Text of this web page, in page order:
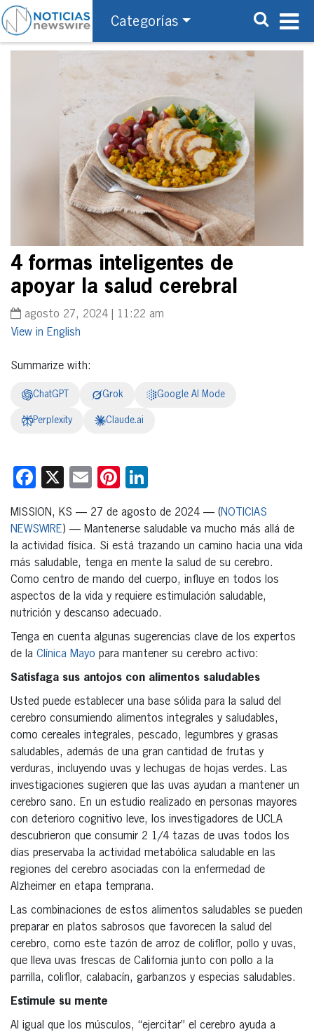
Categorías
4 formas inteligentes de
apoyar la salud cerebral
agosto 27, 2024 | 11:22 am
English
Summarize with:
ChatGPT Grok Google AI Mode
Perplexity Claude.ai
Facebook
X EmailPinterest
MISSION, KS — 27 de agosto de 2024 — (NOTICIAS
NEWSWIRE) — Mantenerse saludable va mucho más allá de
la actividad física. Si está trazando un camino hacia una vida
más saludable, tenga en mente la salud de su cerebro.
Como centro de mando del cuerpo, influye en todos los
aspectos de la vida y requiere estimulación saludable,
nutrición y descanso adecuado.
Tenga en cuenta algunas sugerencias clave de los expertos
de la Clínica Mayo para mantener su cerebro activo:
Satisfaga sus antojos con alimentos saludables
Usted puede establecer una base sólida para la salud del
cerebro consumiendo alimentos integrales y saludables,
como cereales integrales, pescado, legumbres y grasas
saludables, además de una gran cantidad de frutas y
verduras, incluyendo uvas y lechugas de hojas verdes. Las
investigaciones sugieren que las uvas ayudan a mantener un
cerebro sano. En un estudio realizado en personas mayores
con deterioro cognitivo leve, los investigadores de UCLA
descubrieron que consumir 2 1/4 tazas de uvas todos los
días preservaba la actividad metabólica saludable en las
regiones del cerebro asociadas con la enfermedad de
Alzheimer en etapa temprana.
Las combinaciones de estos alimentos saludables se pueden
preparar en platos sabrosos que favorecen la salud del
cerebro, como este tazón de arroz de coliflor, pollo y uvas,
que lleva uvas frescas de California junto con pollo a la
parrilla, coliflor, calabacín, garbanzos y especias saludables.
Estimule su mente
Al igual que los músculos, “ejercitar” el cerebro ayuda a